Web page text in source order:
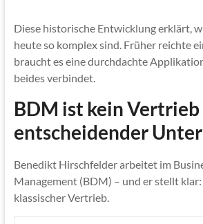
Diese historische Entwicklung erklärt,
heute so komplex sind. Früher reichte
braucht es eine durchdachte
beides verbindet.
BDM ist kein Vertrieb
entscheidender
Benedikt Hirschfelder arbeitet im
Management (BDM) – und er stellt
klassischer Vertrieb.